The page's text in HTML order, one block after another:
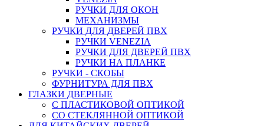
РУЧКИ ДЛЯ ОКОН
МЕХАНИЗМЫ
РУЧКИ ДЛЯ ДВЕРЕЙ ПВХ
РУЧКИ VENEZIA
РУЧКИ ДЛЯ ДВЕРЕЙ ПВХ
РУЧКИ НА ПЛАНКЕ
РУЧКИ - СКОБЫ
ФУРНИТУРА ДЛЯ ПВХ
ГЛАЗКИ ДВЕРНЫЕ
С ПЛАСТИКОВОЙ ОПТИКОЙ
СО СТЕКЛЯННОЙ ОПТИКОЙ